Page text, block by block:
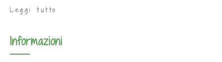
Leggi tutto
Informazioni